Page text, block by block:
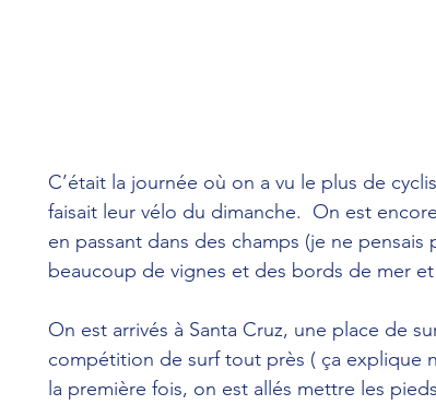
C’était la journée où on a vu le plus de
faisait leur vélo du dimanche.  On est
en passant dans des champs (je ne
beaucoup de vignes et des bords de mer et
On est arrivés à Santa Cruz, une place de
compétition de surf tout près ( ça explique
la première fois, on est allés mettre les